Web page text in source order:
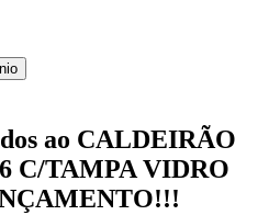
ao CALDEIRÃO
C/TAMPA VIDRO